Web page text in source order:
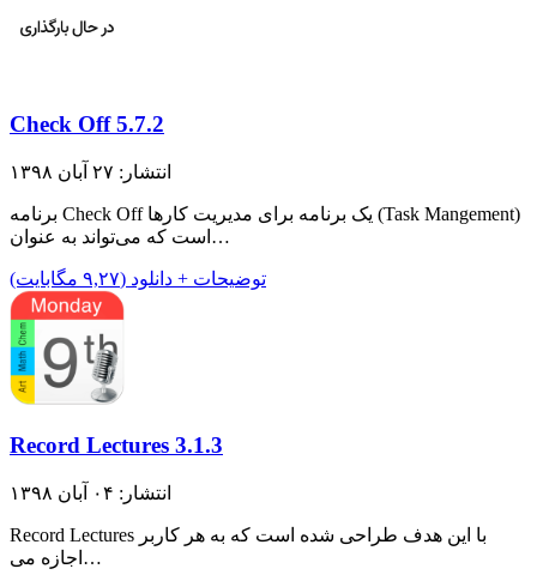
Check Off 5.7.2
انتشار: ۲۷ آبان ۱۳۹۸
برنامه Check Off یک برنامه برای مدیریت کار‌ها (Task Mangement)
است که می‌تواند به عنوان…
توضیحات + دانلود (۹,۲۷ مگابایت)
Record Lectures 3.1.3
انتشار: ۰۴ آبان ۱۳۹۸
Record Lectures با این هدف طراحی شده است که به هر کاربر
اجازه می…